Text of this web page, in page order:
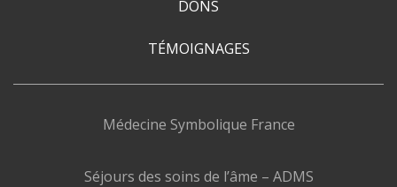
DONS
TÉMOIGNAGES
Médecine Symbolique France
Séjours des soins de l’âme – ADMS